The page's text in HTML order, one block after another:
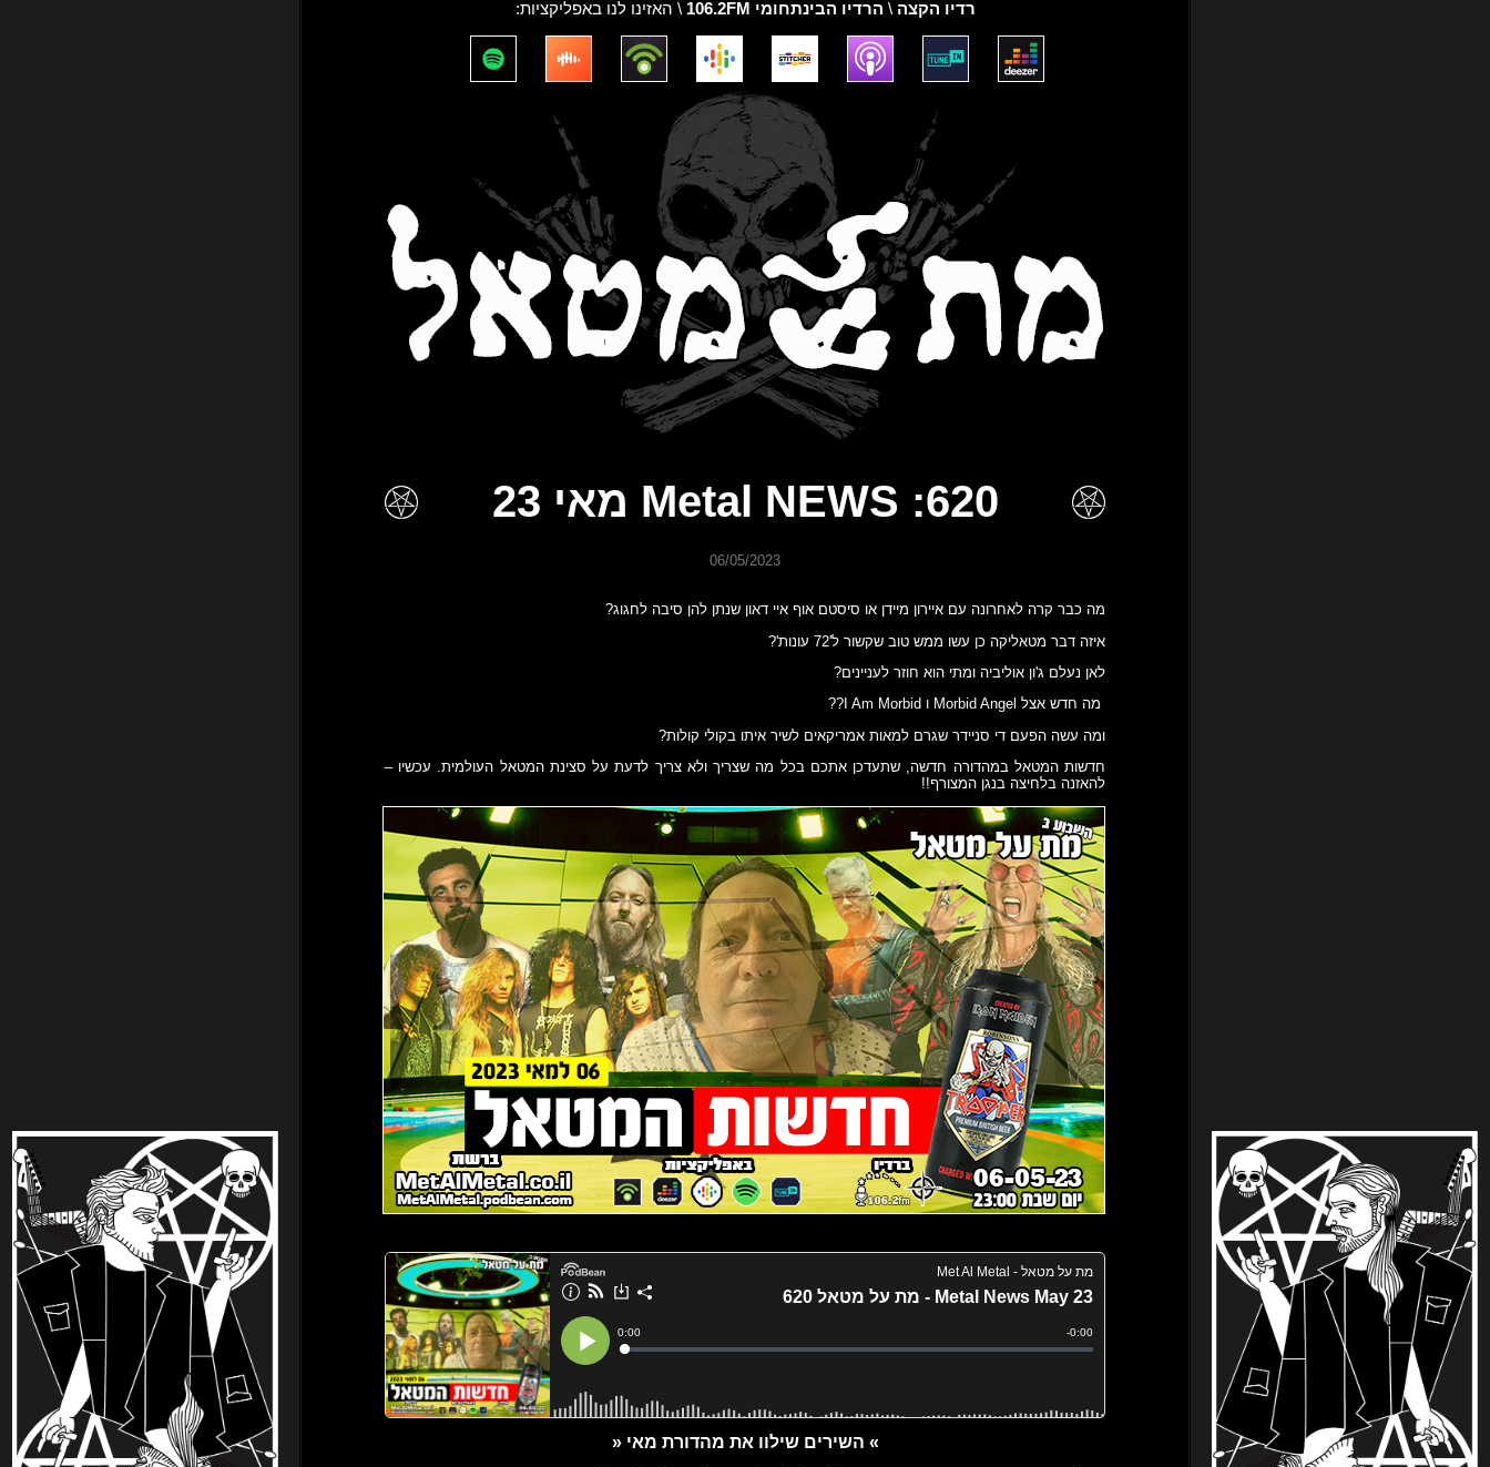
רדיו הקצה \ הרדיו הבינתחומי 106.2FM \ האזינו לנו באפליקציות:
620: Metal NEWS מאי 23
06/05/2023
מה כבר קרה לאחרונה עם איירון מיידן או סיסטם אוף איי דאון שנתן להן סיבה לחגוג?
איזה דבר מטאליקה כן עשו ממש טוב שקשור ל'72 עונות'?
לאן נעלם ג'ון אוליביה ומתי הוא חוזר לעניינים?
מה חדש אצל Morbid Angel ו I Am Morbid??
ומה עשה הפעם די סניידר שגרם למאות אמריקאים לשיר איתו בקולי קולות?
חדשות המטאל במהדורה חדשה, שתעדכן אתכם בכל מה שצריך ולא צריך לדעת על סצינת המטאל העולמית. עכשיו –
להאזנה בלחיצה בנגן המצורף!!
» השירים שילוו את מהדורת מאי «